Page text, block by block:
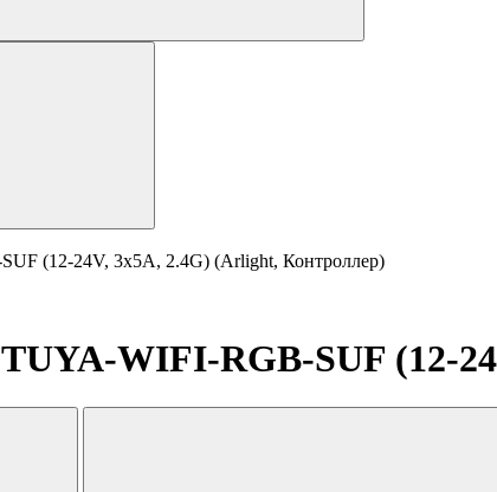
(12-24V, 3x5A, 2.4G) (Arlight, Контроллер)
WIFI-RGB-SUF (12-